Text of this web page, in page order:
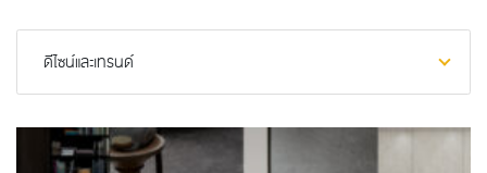
ดีไซน์และเทรนด์